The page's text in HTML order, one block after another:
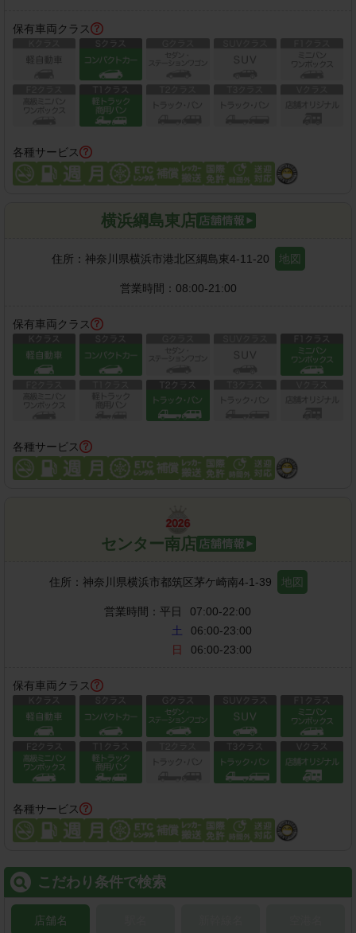
保有車両クラス
各種サービス
横浜綱島東店
住所： 神奈川県横浜市港北区綱島東4-11-20 地図
営業時間： 08:00-21:00
保有車両クラス
各種サービス
センター南店
住所： 神奈川県横浜市都筑区茅ケ崎南4-1-39 地図
営業時間： 平日
07:00-22:00
土
06:00-23:00
日
06:00-23:00
保有車両クラス
各種サービス
こだわり条件で検索
店舗名